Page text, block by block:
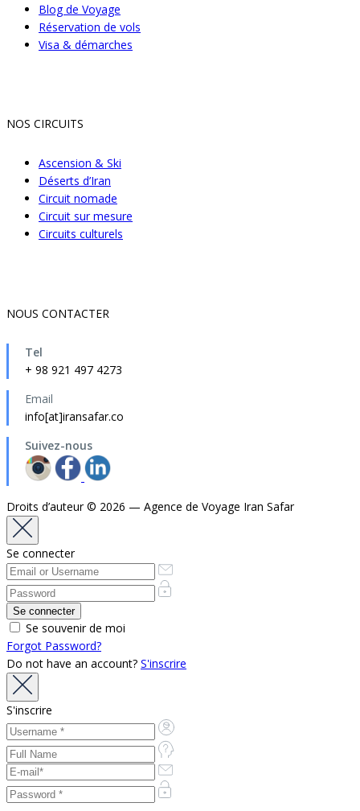
Blog de Voyage
Réservation de vols
Visa & démarches
NOS CIRCUITS
Ascension & Ski
Déserts d’Iran
Circuit nomade
Circuit sur mesure
Circuits culturels
NOUS CONTACTER
Tel
+ 98 921 497 4273
Email
info[at]iransafar.co
Suivez-nous
Droits d’auteur © 2026 — Agence de Voyage Iran Safar
Se connecter
Se souvenir de moi
Forgot Password?
Do not have an account? S'inscrire
S'inscrire